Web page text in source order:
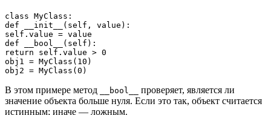
class MyClass:
def __init__(self, value):
self.value = value
def __bool__(self):
return self.value > 0
obj1 = MyClass(10)
В этом примере метод __bool__
проверяет, является ли
значение объекта больше нуля. Если это так, объект считается
истинным; иначе — ложным.